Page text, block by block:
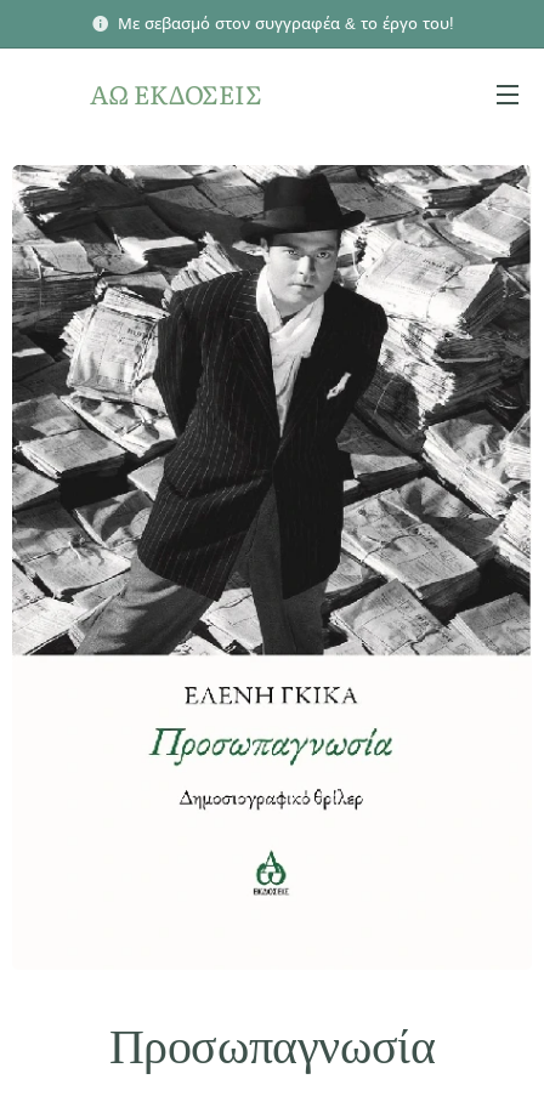
Με σεβασμό στον συγγραφέα & το έργο του!
ΑΩ ΕΚΔΟΣΕΙΣ
Προσωπαγνωσία